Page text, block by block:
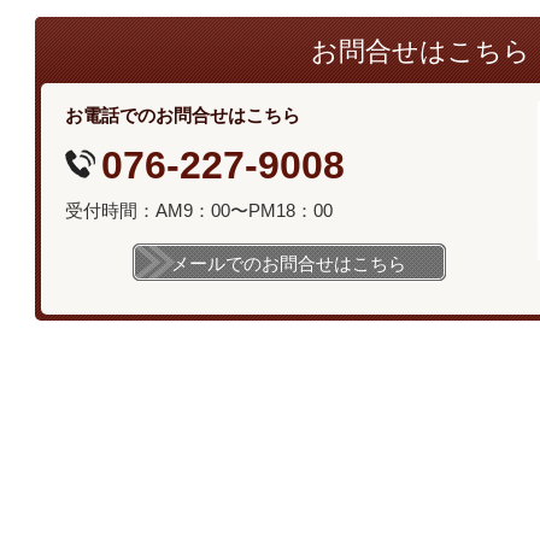
お問合せはこちら
お電話でのお問合せはこちら
076-227-9008
受付時間：AM9：00〜PM18：00
メールでのお問合せはこちら